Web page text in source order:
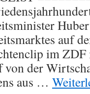
auf
im ZDF
der
aus …